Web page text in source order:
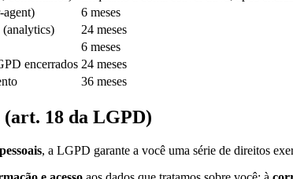
agent)
6 meses
(analytics)
24 meses
6 meses
encerrados 24 meses
36 meses
(art. 18 da LGPD)
, a LGPD garante a você uma série de direitos